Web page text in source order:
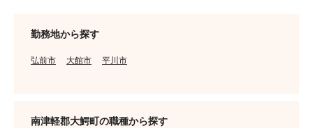
勤務地から探す
弘前市 大館市 平川市
南津軽郡大鰐町の職種から探す